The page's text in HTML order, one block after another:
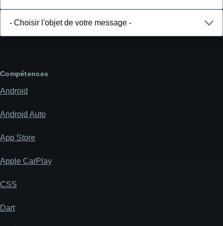
message
Compétences
Android
Android Auto
App Store
Apple CarPlay
CSS
Dart